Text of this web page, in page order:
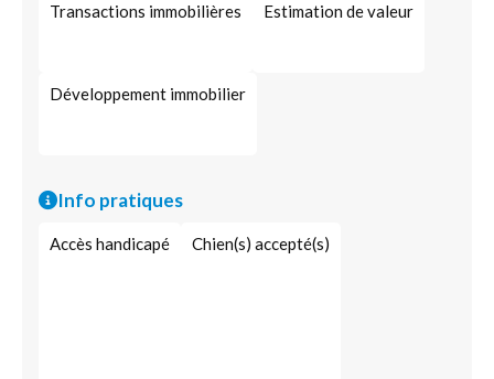
Transactions immobilières Estimation de valeur
Développement immobilier
Info pratiques
Accès handicapé Chien(s) accepté(s)